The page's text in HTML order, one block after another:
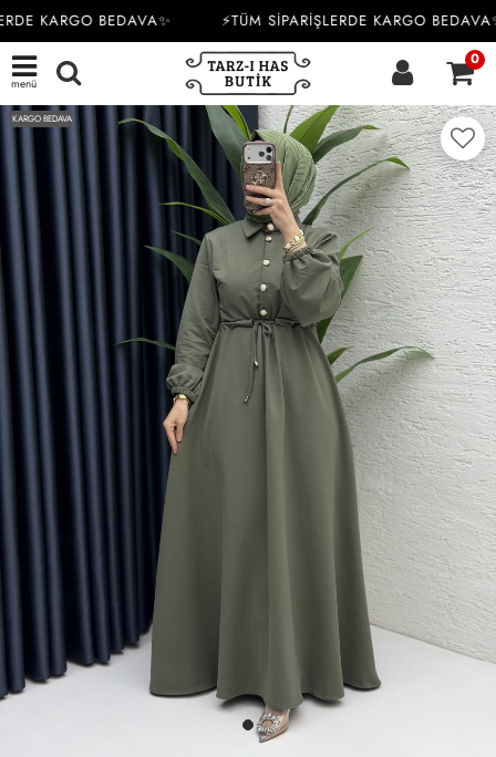
KARGO BEDAVA✨ ⚡TÜM SİPARİŞLERDE KARGO BEDAVA✨
menü
0
KARGO BEDAVA